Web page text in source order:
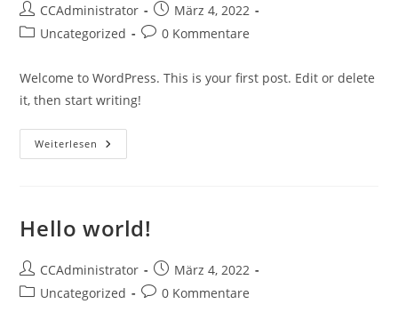
Beitrags-
Autor:
CCAdministrator
Beitrag
veröffentlicht:
März 4, 2022
Beitrags-
Uncategorized
Beitrags-
0 Kommentare
Welcome to WordPress. This is your first post. Edit or delete
it, then start writing!
Weiterlesen Hello
World!
Hello world!
Beitrags-
Autor:
CCAdministrator
Beitrag
veröffentlicht:
März 4, 2022
Beitrags-
Uncategorized
Beitrags-
0 Kommentare